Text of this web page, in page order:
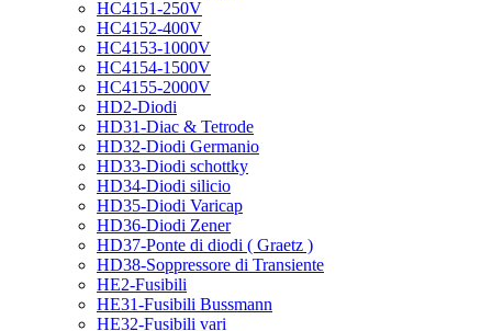
HC4151-250V
HC4152-400V
HC4153-1000V
HC4154-1500V
HC4155-2000V
HD2-Diodi
HD31-Diac & Tetrode
HD32-Diodi Germanio
HD33-Diodi schottky
HD34-Diodi silicio
HD35-Diodi Varicap
HD36-Diodi Zener
HD37-Ponte di diodi ( Graetz )
HD38-Soppressore di Transiente
HE2-Fusibili
HE31-Fusibili Bussmann
HE32-Fusibili vari